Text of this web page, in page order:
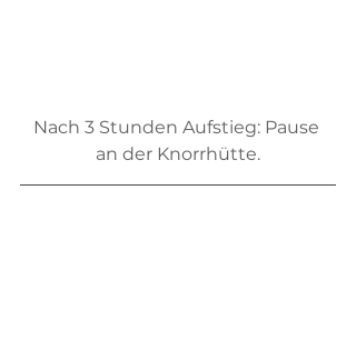
Nach 3 Stunden Aufstieg: Pause
an der Knorrhütte.